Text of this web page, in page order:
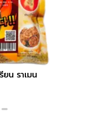
ยน ราเมน